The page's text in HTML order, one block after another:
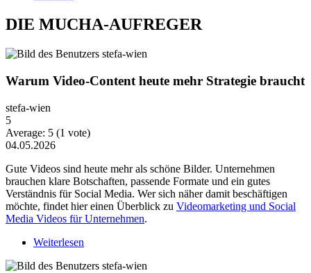
DIE MUCHA-AUFREGER
Warum Video-Content heute mehr Strategie braucht
stefa-wien
5
Average: 5 (1 vote)
04.05.2026
Gute Videos sind heute mehr als schöne Bilder. Unternehmen
brauchen klare Botschaften, passende Formate und ein gutes
Verständnis für Social Media. Wer sich näher damit beschäftigen
möchte, findet hier einen Überblick zu Videomarketing und Social
Media Videos für Unternehmen.
Weiterlesen